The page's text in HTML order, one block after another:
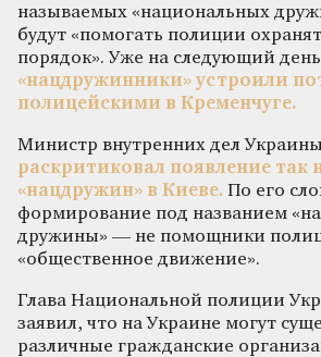
называемых «национальных
будут «помогать полиции
порядок». Уже на следующий день
«нацдружинники» устроили
полицейскими в Кременчуге.
Министр внутренних дел
раскритиковал появление так
«нацдружин» в Киеве. По его
формирование под названием
дружины» — не помощники
«общественное движение».
Глава Национальной полиции
заявил, что на Украине могут
различные гражданские